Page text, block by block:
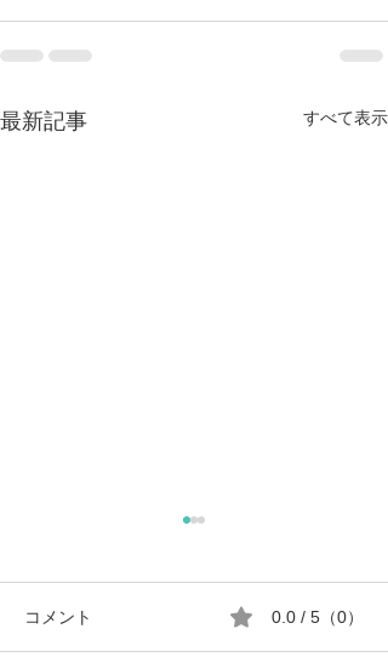
最新記事 すべて表示
コメント 0.0 / 5（0）